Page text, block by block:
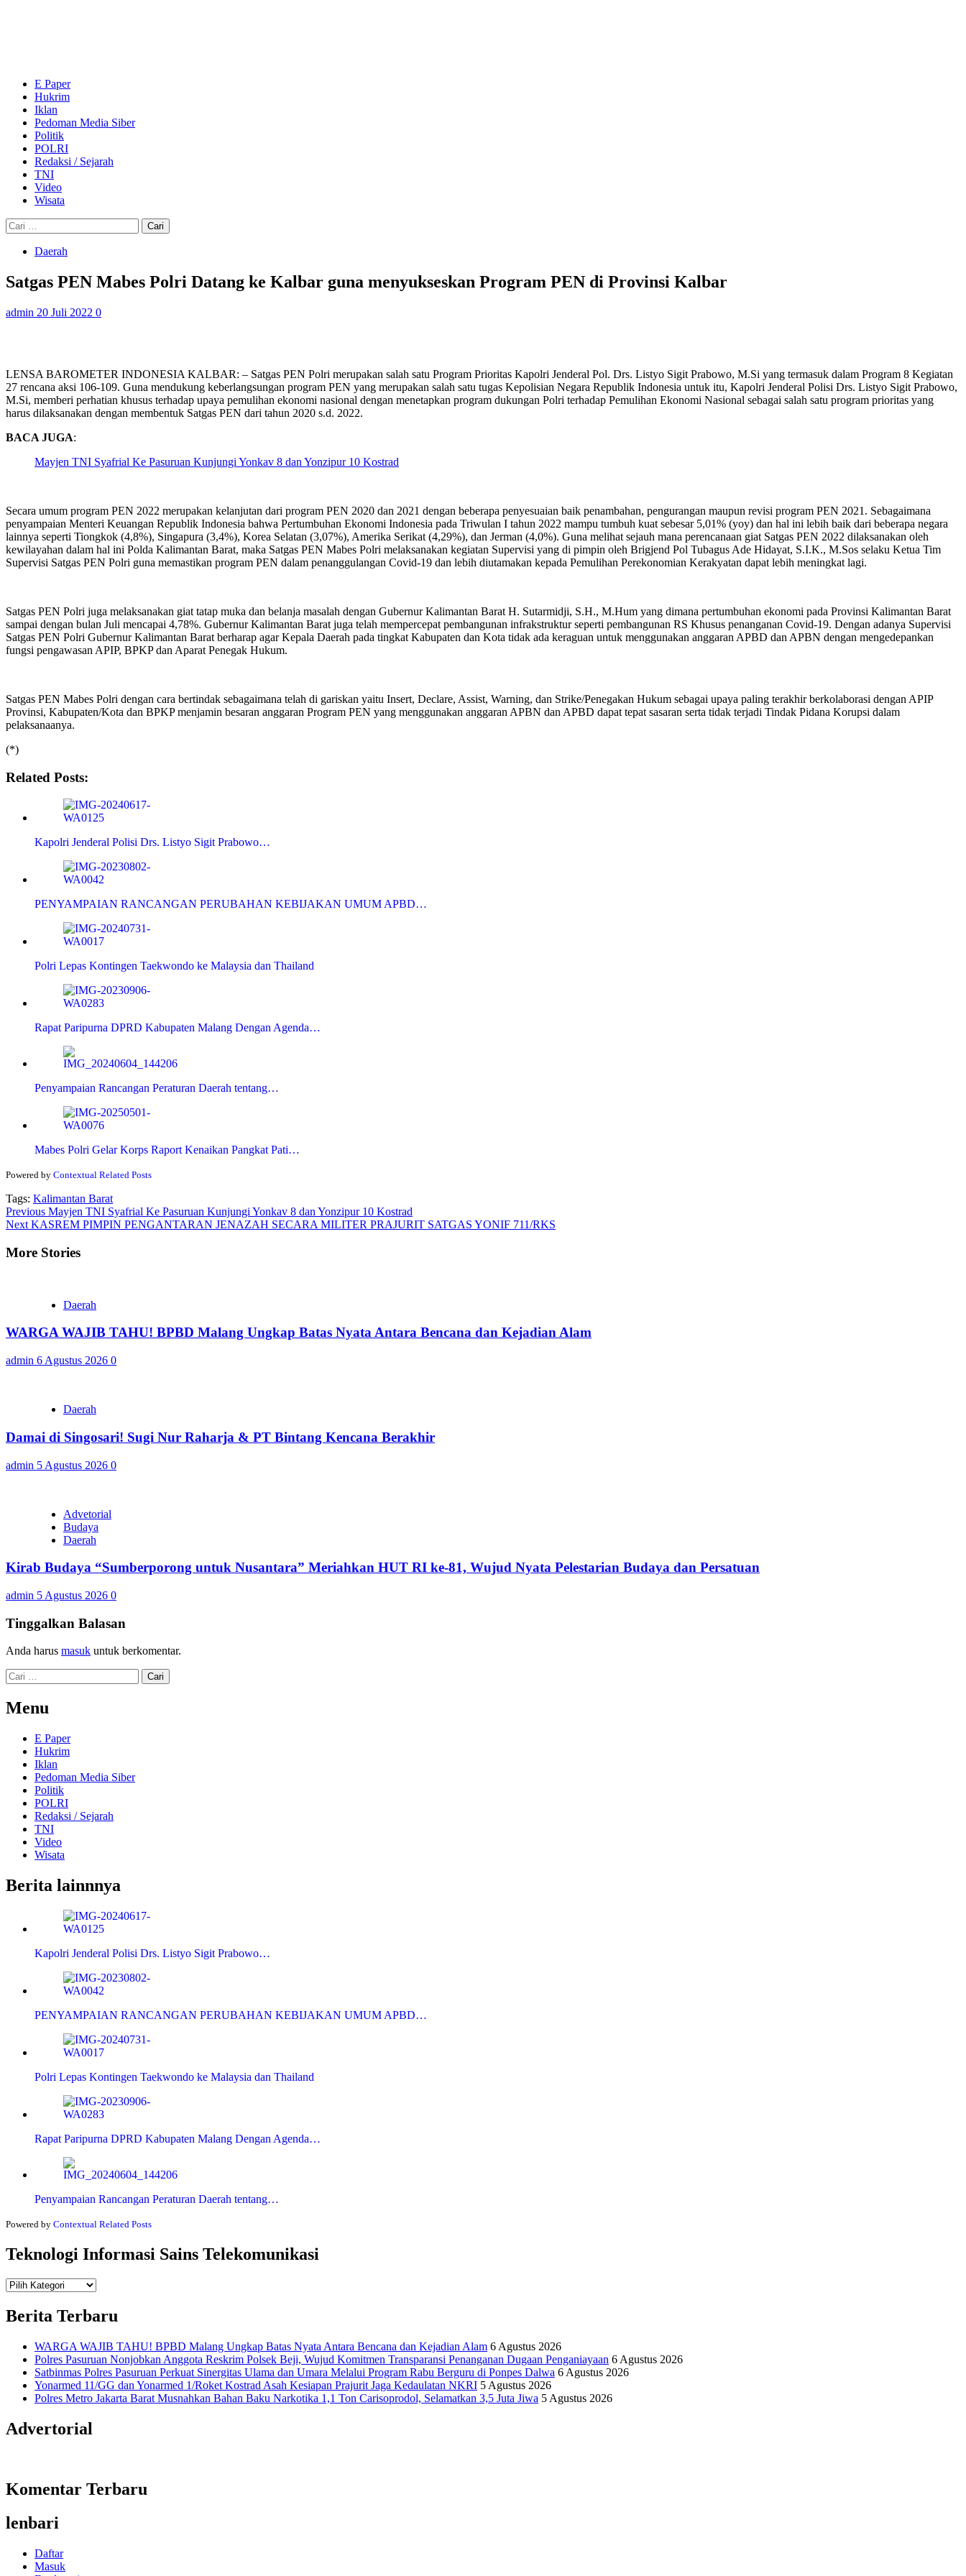
E Paper
Hukrim
Iklan
Pedoman Media Siber
Politik
POLRI
Redaksi / Sejarah
TNI
Video
Wisata
Cari
untuk:
Daerah
Satgas PEN Mabes Polri Datang ke Kalbar guna menyukseskan Program PEN di Provinsi Kalbar
admin 20 Juli 2022 0
LENSA BAROMETER INDONESIA KALBAR: – Satgas PEN Polri merupakan salah satu Program Prioritas Kapolri Jenderal Pol. Drs. Listyo Sigit Prabowo, M.Si yang termasuk dalam Program 8 Kegiatan
27 rencana aksi 106-109. Guna mendukung keberlangsungan program PEN yang merupakan salah satu tugas Kepolisian Negara Republik Indonesia untuk itu, Kapolri Jenderal Polisi Drs. Listyo Sigit Prabowo,
M.Si, memberi perhatian khusus terhadap upaya pemulihan ekonomi nasional dengan menetapkan program dukungan Polri terhadap Pemulihan Ekonomi Nasional sebagai salah satu program prioritas yang
harus dilaksanakan dengan membentuk Satgas PEN dari tahun 2020 s.d. 2022.
BACA JUGA:
Mayjen TNI Syafrial Ke Pasuruan Kunjungi Yonkav 8 dan Yonzipur 10 Kostrad
Secara umum program PEN 2022 merupakan kelanjutan dari program PEN 2020 dan 2021 dengan beberapa penyesuaian baik penambahan, pengurangan maupun revisi program PEN 2021. Sebagaimana
penyampaian Menteri Keuangan Republik Indonesia bahwa Pertumbuhan Ekonomi Indonesia pada Triwulan I tahun 2022 mampu tumbuh kuat sebesar 5,01% (yoy) dan hal ini lebih baik dari beberapa negara
lainnya seperti Tiongkok (4,8%), Singapura (3,4%), Korea Selatan (3,07%), Amerika Serikat (4,29%), dan Jerman (4,0%). Guna melihat sejauh mana perencanaan giat Satgas PEN 2022 dilaksanakan oleh
kewilayahan dalam hal ini Polda Kalimantan Barat, maka Satgas PEN Mabes Polri melaksanakan kegiatan Supervisi yang di pimpin oleh Brigjend Pol Tubagus Ade Hidayat, S.I.K., M.Sos selaku Ketua Tim
Supervisi Satgas PEN Polri guna memastikan program PEN dalam penanggulangan Covid-19 dan lebih diutamakan kepada Pemulihan Perekonomian Kerakyatan dapat lebih meningkat lagi.
Satgas PEN Polri juga melaksanakan giat tatap muka dan belanja masalah dengan Gubernur Kalimantan Barat H. Sutarmidji, S.H., M.Hum yang dimana pertumbuhan ekonomi pada Provinsi Kalimantan Barat
sampai dengan bulan Juli mencapai 4,78%. Gubernur Kalimantan Barat juga telah mempercepat pembangunan infrakstruktur seperti pembangunan RS Khusus penanganan Covid-19. Dengan adanya Supervisi
Satgas PEN Polri Gubernur Kalimantan Barat berharap agar Kepala Daerah pada tingkat Kabupaten dan Kota tidak ada keraguan untuk menggunakan anggaran APBD dan APBN dengan mengedepankan
fungsi pengawasan APIP, BPKP dan Aparat Penegak Hukum.
Satgas PEN Mabes Polri dengan cara bertindak sebagaimana telah di gariskan yaitu Insert, Declare, Assist, Warning, dan Strike/Penegakan Hukum sebagai upaya paling terakhir berkolaborasi dengan APIP
Provinsi, Kabupaten/Kota dan BPKP menjamin besaran anggaran Program PEN yang menggunakan anggaran APBN dan APBD dapat tepat sasaran serta tidak terjadi Tindak Pidana Korupsi dalam
pelaksanaanya.
(*)
Related Posts:
Kapolri Jenderal Polisi Drs. Listyo Sigit Prabowo…
PENYAMPAIAN RANCANGAN PERUBAHAN KEBIJAKAN UMUM APBD…
Polri Lepas Kontingen Taekwondo ke Malaysia dan Thailand
Rapat Paripurna DPRD Kabupaten Malang Dengan Agenda…
Penyampaian Rancangan Peraturan Daerah tentang…
Mabes Polri Gelar Korps Raport Kenaikan Pangkat Pati…
Powered by Contextual Related Posts
Tags: Kalimantan Barat
Continue
Reading
Previous Mayjen TNI Syafrial Ke Pasuruan Kunjungi Yonkav 8 dan Yonzipur 10 Kostrad
Next KASREM PIMPIN PENGANTARAN JENAZAH SECARA MILITER PRAJURIT SATGAS YONIF 711/RKS
More Stories
Daerah
WARGA WAJIB TAHU! BPBD Malang Ungkap Batas Nyata Antara Bencana dan Kejadian Alam
admin 6 Agustus 2026 0
Daerah
Damai di Singosari! Sugi Nur Raharja & PT Bintang Kencana Berakhir
admin 5 Agustus 2026 0
Advetorial
Budaya
Daerah
Kirab Budaya “Sumberporong untuk Nusantara” Meriahkan HUT RI ke-81, Wujud Nyata Pelestarian Budaya dan Persatuan
admin 5 Agustus 2026 0
Tinggalkan Balasan
Anda harus masuk untuk berkomentar.
Cari
untuk:
Menu
E Paper
Hukrim
Iklan
Pedoman Media Siber
Politik
POLRI
Redaksi / Sejarah
TNI
Video
Wisata
Berita lainnnya
Kapolri Jenderal Polisi Drs. Listyo Sigit Prabowo…
PENYAMPAIAN RANCANGAN PERUBAHAN KEBIJAKAN UMUM APBD…
Polri Lepas Kontingen Taekwondo ke Malaysia dan Thailand
Rapat Paripurna DPRD Kabupaten Malang Dengan Agenda…
Penyampaian Rancangan Peraturan Daerah tentang…
Powered by Contextual Related Posts
Teknologi Informasi Sains Telekomunikasi
Teknologi
Berita Terbaru
WARGA WAJIB TAHU! BPBD Malang Ungkap Batas Nyata Antara Bencana dan Kejadian Alam 6 Agustus 2026
Polres Pasuruan Nonjobkan Anggota Reskrim Polsek Beji, Wujud Komitmen Transparansi Penanganan Dugaan Penganiayaan 6 Agustus 2026
Satbinmas Polres Pasuruan Perkuat Sinergitas Ulama dan Umara Melalui Program Rabu Berguru di Ponpes Dalwa 6 Agustus 2026
Yonarmed 11/GG dan Yonarmed 1/Roket Kostrad Asah Kesiapan Prajurit Jaga Kedaulatan NKRI 5 Agustus 2026
Polres Metro Jakarta Barat Musnahkan Bahan Baku Narkotika 1,1 Ton Carisoprodol, Selamatkan 3,5 Juta Jiwa 5 Agustus 2026
Advertorial
Komentar Terbaru
lenbari
Daftar
Masuk